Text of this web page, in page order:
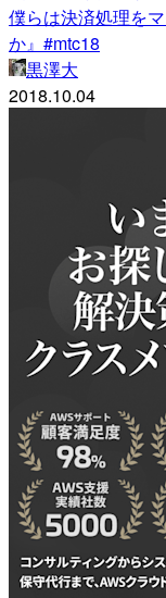
僕らは決済処理を
か』#mtc18
黒澤大
2018.10.04